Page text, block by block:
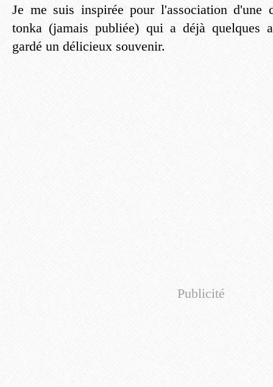
Je me suis inspirée pour l'association d'une
tonka (jamais publiée) qui a déjà quelques
gardé un délicieux souvenir.
Publicité